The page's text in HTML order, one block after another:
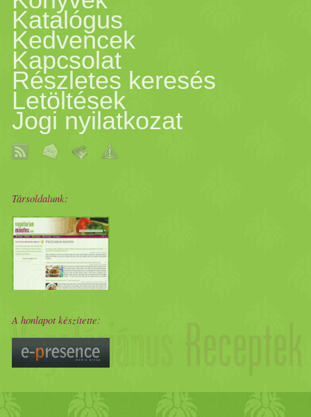
Katalógus
Kedvencek
Kapcsolat
Részletes keresés
Letöltések
Jogi nyilatkozat
Társoldalunk:
A honlapot készítette: